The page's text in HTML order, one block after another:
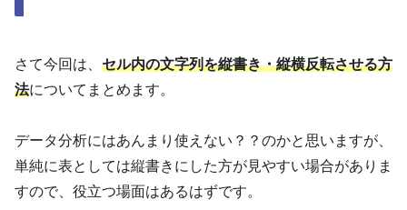
さて今回は、 セル内の文字列を縦書き・縦横反転させる方
法についてまとめます。
データ分析にはあんまり使えない？？のかと思いますが、
単純に表としては縦書きにした方が見やすい場合がありま
すので、役立つ場面はあるはずです。